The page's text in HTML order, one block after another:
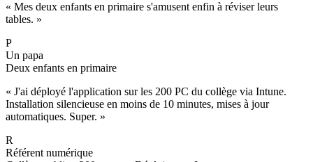
« Mes deux enfants en primaire s'amusent enfin à réviser leurs
tables. »
P
Un papa
Deux enfants en primaire
« J'ai déployé l'application sur les 200 PC du collège via Intune.
Installation silencieuse en moins de 10 minutes, mises à jour
automatiques. Super. »
R
Référent numérique